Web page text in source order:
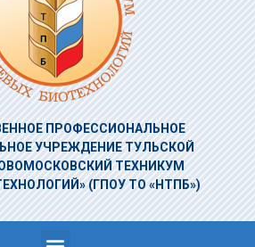
ПРОФЕССИОНАЛЬНОЕ
УЧРЕЖДЕНИЕТУЛЬСКОЙ
ТЕХНИКУМ
(ГПОУ ТО «НТПБ»)